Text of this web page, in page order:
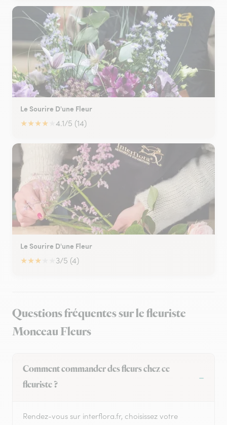
Le Sourire D'une Fleur
★★★★ 4.1/5 (14)
Le Sourire D'une Fleur
★★★ 3/5 (4)
Questions fréquentes sur le fleuriste
Monceau Fleurs
Comment commander des fleurs chez ce
fleuriste ?
Rendez-vous sur interflora.fr, choisissez votre